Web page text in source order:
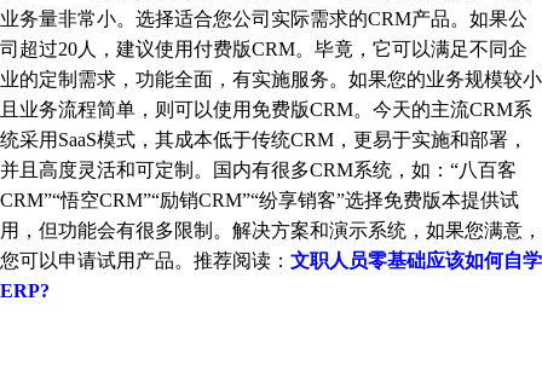
业务量非常小。选择适合您公司实际需求的CRM产品。如果公
司超过20人，建议使用付费版CRM。毕竟，它可以满足不同企
业的定制需求，功能全面，有实施服务。如果您的业务规模较小
且业务流程简单，则可以使用免费版CRM。今天的主流CRM系
统采用SaaS模式，其成本低于传统CRM，更易于实施和部署，
并且高度灵活和可定制。国内有很多CRM系统，如：“八百客
CRM”“悟空CRM”“励销CRM”“纷享销客”选择免费版本提供试
用，但功能会有很多限制。解决方案和演示系统，如果您满意，
您可以申请试用产品。推荐阅读： 文职人员零基础应该如何自学
ERP?